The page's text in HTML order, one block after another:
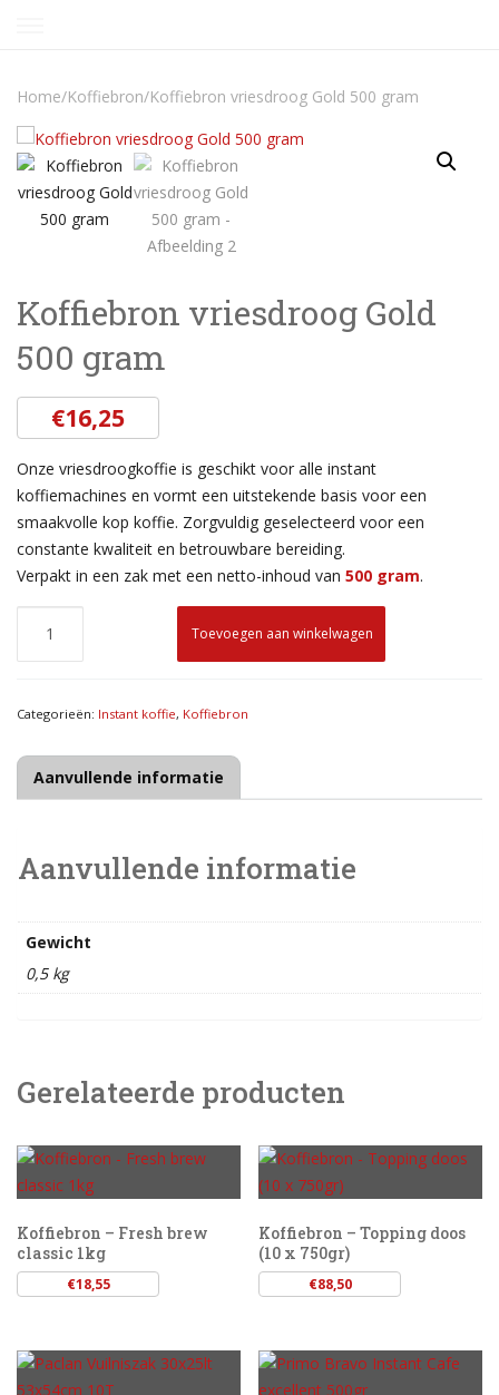
Home/Koffiebron/Koffiebron vriesdroog Gold 500 gram
Koffiebron vriesdroog Gold
500 gram
€16,25
Onze vriesdroogkoffie is geschikt voor alle instant
koffiemachines en vormt een uitstekende basis voor een
smaakvolle kop koffie. Zorgvuldig geselecteerd voor een
constante kwaliteit en betrouwbare bereiding.
Verpakt in een zak met een netto-inhoud van 500 gram.
Toevoegen aan winkelwagen
Categorieën: Instant koffie, Koffiebron
Aanvullende informatie
Aanvullende informatie
Gewicht
0,5 kg
Gerelateerde producten
Koffiebron – Fresh brew
classic 1kg
€18,55
Koffiebron – Topping doos
(10 x 750gr)
€88,50